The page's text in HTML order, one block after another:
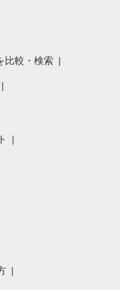
比較・検索